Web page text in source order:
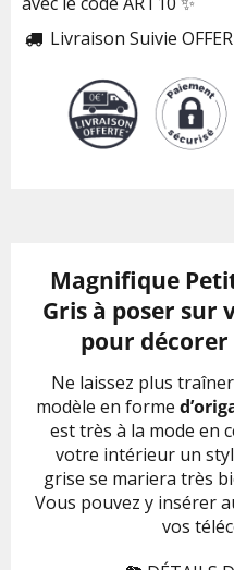
 Livraison Suivie
Magnifique
Gris à poser sur
pour
Ne laissez plus
modèle en forme
est très à la mode en
votre intérieur un
grise se mariera très
Vous pouvez y insérer
vos